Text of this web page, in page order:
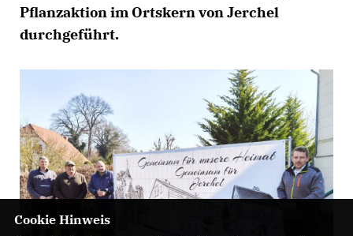
Pflanzaktion im Ortskern von Jerchel
durchgeführt.
Cookie Hinweis